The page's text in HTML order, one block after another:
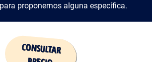
proponernos alguna específica.